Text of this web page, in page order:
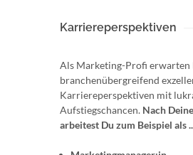
Karriereperspektiven
Als Marketing-Profi erwarten
branchenübergreifend
Karriereperspektiven mit
Aufstiegschancen. Nach
arbeitest Du zum Beispiel als